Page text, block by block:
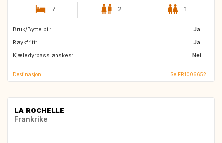
7 2 1
Bruk/Bytte bil:
Ja
Røykfritt:
Ja
Kjæledyrpass ønskes:
Nei
DE
IT
IE
Destinasjon Se FR1006652
LA ROCHELLE
Frankrike